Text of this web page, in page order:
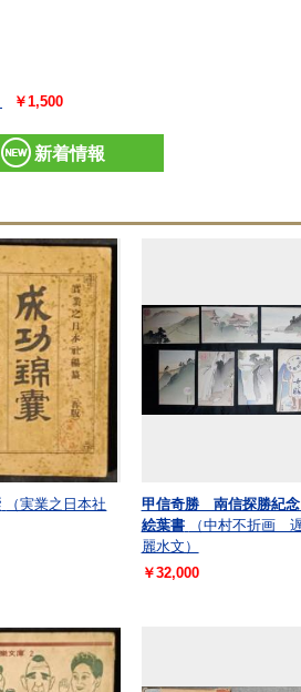
￥1,500
新着情報
（実業之日本社
甲信奇勝 南信探勝紀
絵葉書
（中村不折画
麗水文）
￥32,000